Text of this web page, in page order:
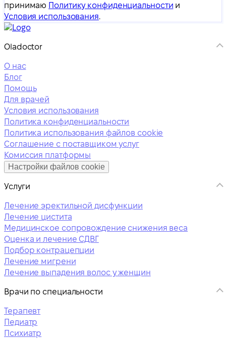
принимаю Политику конфиденциальности и
Условия использования.
Oladoctor
О нас
Блог
Помощь
Для врачей
Условия использования
Политика конфиденциальности
Политика использования файлов cookie
Соглашение с поставщиком услуг
Комиссия платформы
Настройки файлов cookie
Услуги
Лечение эректильной дисфункции
Лечение цистита
Медицинское сопровождение снижения веса
Оценка и лечение СДВГ
Подбор контрацепции
Лечение мигрени
Лечение выпадения волос у женщин
Врачи по специальности
Терапевт
Педиатр
Психиатр